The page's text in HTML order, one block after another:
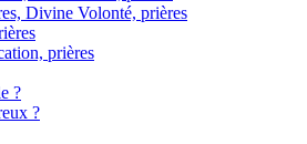
Divine Volonté, prières
prières
?
?